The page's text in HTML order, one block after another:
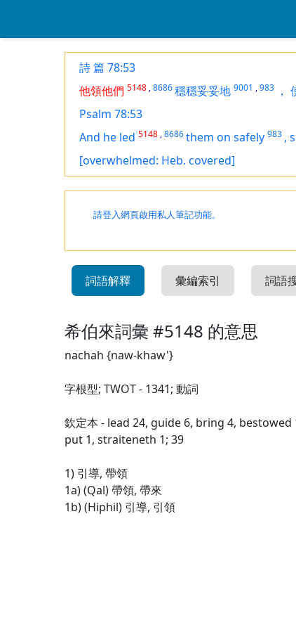
詩 篇 78:53
他領他們 5148 ,8686穩穩妥妥地 9001 ,983 ，
Psalm 78:53
And he led 5148 ,8686them on safely 983 ,
[overwhelmed: Heb. covered]
請登入網頁啟用私人筆記功能。
詞語解釋 彙編索引 詞語
希伯來詞彙 #5148 的意思
nachah {naw-khaw'}
字根型; TWOT - 1341; 動詞
欽定本 - lead 24, guide 6, bring 4,
put 1, straiteneth 1; 39
1) 引導, 帶領
1a) (Qal) 帶領, 帶來
1b) (Hiphil) 引導, 引領